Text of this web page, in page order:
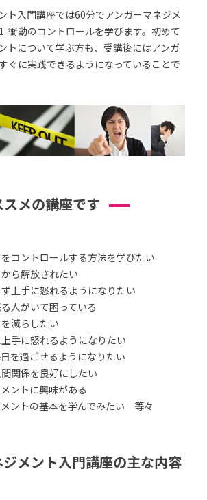
ト入門講座では60分でアンガーマネジメ
衝動のコントロールを学びます。初めて
トについて学ぶ方も、受講後にはアンガ
ぐに実践できるようになっていることで
メの講座です
コントロールする方法を学びたい
ら解放されたい
上手に怒れるようになりたい
人がいて困っている
減らしたい
手に怒れるようになりたい
を過ごせるようになりたい
関係を良好にしたい
ントに興味がある
ントの基本を学んでみたい 等々
メント入門講座の主な内容